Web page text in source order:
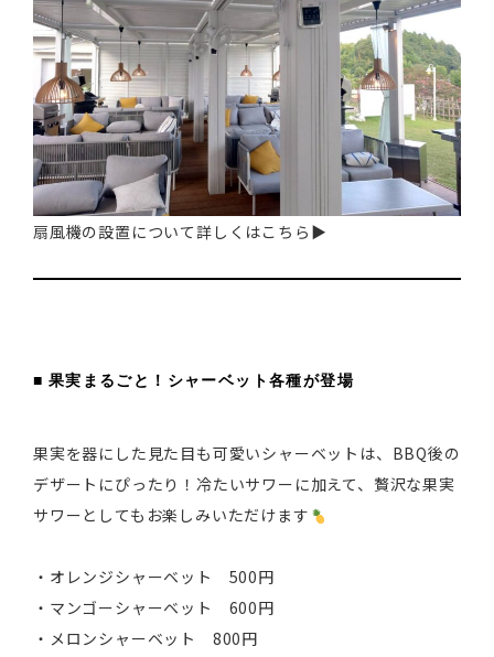
扇風機の設置について詳しくはこちら▶
■ 果実まるごと！シャーベット各種が登場
果実を器にした見た目も可愛いシャーベットは、BBQ後の
デザートにぴったり！冷たいサワーに加えて、贅沢な果実
サワーとしてもお楽しみいただけます
・オレンジシャーベット 500円
・マンゴーシャーベット 600円
・メロンシャーベット 800円